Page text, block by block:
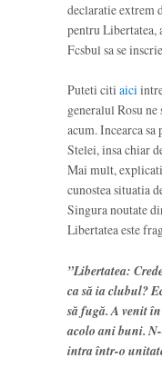
declaratie extrem
pentru Libertatea,
Fcsbul sa se
Puteti citi aici
generalul Rosu
acum. Incearca
Stelei, insa chiar
Mai mult,
cunostea situatia
Singura noutate
Libertatea este
”Libertatea:
ca să ia clubul?
să fugă. A venit
acolo ani buni.
intra într-o